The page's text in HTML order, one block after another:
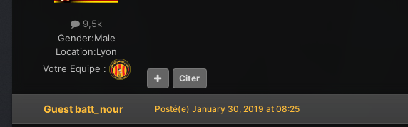
9,5k
Gender:Male
Location:Lyon
Votre Equipe :
Citer
Guest batt_nour Posté(e) January 30, 2019 at 08:25